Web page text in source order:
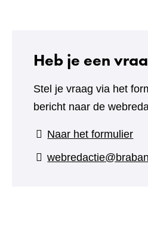
Heb je een
Stel je vraag via het
bericht naar de
Naar het formulier